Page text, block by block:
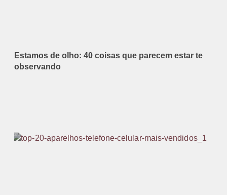
Estamos de olho: 40 coisas que parecem estar te
observando